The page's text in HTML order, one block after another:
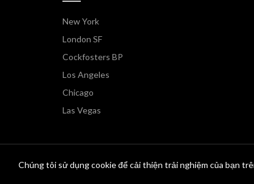
New York
London SF
Cockfosters BP
Los Angeles
Chicago
Las Vegas
Chúng tôi sử dụng cookie để cải thiện trải nghiệm của bạn